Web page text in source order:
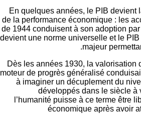
En quelques années, le PIB
de la performance économique :
de 1944 conduisent à son
devient une norme universelle et
majeur
Dès les années 1930, la
moteur de progrès généralisé
à imaginer un décuplement
développés dans le
l’humanité puisse à ce terme
économique après